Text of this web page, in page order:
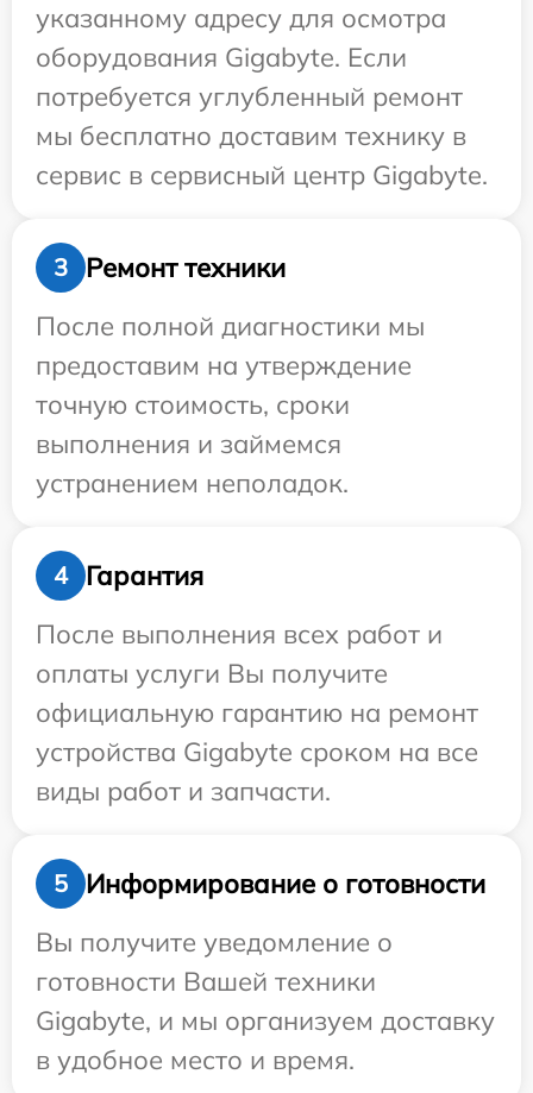
указанному адресу для осмотра
оборудования Gigabyte. Если
потребуется углубленный ремонт
мы бесплатно доставим технику в
сервис в сервисный центр Gigabyte.
3
Ремонт техники
После полной диагностики мы
предоставим на утверждение
точную стоимость, сроки
выполнения и займемся
устранением неполадок.
4
Гарантия
После выполнения всех работ и
оплаты услуги Вы получите
официальную гарантию на ремонт
устройства Gigabyte сроком на все
виды работ и запчасти.
5
Информирование о готовности
Вы получите уведомление о
готовности Вашей техники
Gigabyte, и мы организуем доставку
в удобное место и время.